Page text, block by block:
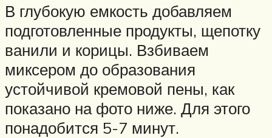
В глубокую емкость добавляем
подготовленные продукты, щепотку
ванили и корицы. Взбиваем
миксером до образования
устойчивой кремовой пены, как
показано на фото ниже. Для этого
понадобится 5-7 минут.